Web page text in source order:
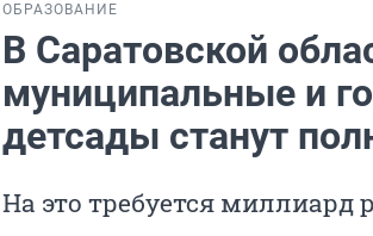
ОБРАЗОВАНИЕ
В Саратовской
муниципальные и
детсады станут
На это требуется миллиард